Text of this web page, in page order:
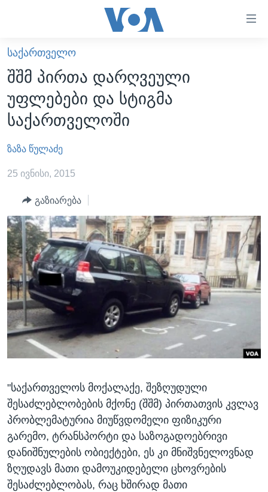
ხელმისაწვდომობისთვის
გადადით
მთავარზე
გადადით
მთავარ
ნავიგაციაზე
გადადით
ძიებაზე
ᲐᲮᲐᲚᲘ ᲐᲛᲑᲔᲑᲘ
ᲡᲐᲥᲐᲠᲗᲕᲔᲚᲝ
ᲐᲨᲨ
ᲐᲨᲨ-ᲘᲡ ᲐᲠᲩᲔᲕᲜᲔᲑᲘ 2024
ᲛᲡᲝᲤᲚᲘᲝ
ᲕᲘᲓᲔᲝᲔᲑᲘ
ᲒᲐᲓᲐᲪᲔᲛᲔᲑᲘ
ᲕᲐᲨᲘᲜᲒᲢᲝᲜᲘ ᲓᲦᲔᲡ
ᲮᲔᲓᲕᲐ ᲕᲐᲨᲘᲜᲒᲢᲝᲜᲘᲓᲐᲜ
ᲡᲢᲣᲓᲘᲐ ᲕᲐᲨᲘᲜᲒᲢᲝᲜᲘ
ᲡᲮᲕᲐ ᲡᲘᲐᲮᲚᲔᲔᲑᲘ
ᲞᲝᲚᲘᲢᲘᲙᲐ
ᲔᲙᲝᲜᲝᲛᲘᲙᲐ
ᲯᲐᲜᲛᲠᲗᲔᲚᲝᲑᲐ
ᲛᲔᲪᲜᲘᲔᲠᲔᲑᲐ
ᲘᲜᲢᲔᲠᲕᲘᲣ
ᲒᲐᲚᲘᲚᲔᲝ
ᲓᲔᲖᲘᲜᲤᲝᲠᲛᲐᲪᲘᲐ
ᲠᲣᲡᲔᲗᲘᲡ ᲨᲔᲭᲠᲐ ᲣᲙᲠᲐᲘᲜᲐᲨᲘ
Learning English
ᲗᲕᲐᲚᲘ ᲒᲕᲐᲓᲔᲕᲜᲔᲗ
ᲡᲐᲥᲐᲠᲗᲕᲔᲚᲝ
შშმ პირთა დარღვეული
უფლებები და სტიგმა
საქართველოში
ზაზა წულაძე
25 ივნისი, 2015
გაზიარება
"საქართველოს მოქალაქე, შეზღუდული
შესაძლებლობების მქონე (შშმ) პირთათვის კვლავ
პრობლემატურია მიუწვდომელი ფიზიკური
გარემო, ტრანსპორტი და საზოგადოებრივი
დანიშნულების ობიექტები, ეს კი მნიშვნელოვნად
ზღუდავს მათი დამოუკიდებელი ცხოვრების
შესაძლებლობას, რაც ხშირად მათი